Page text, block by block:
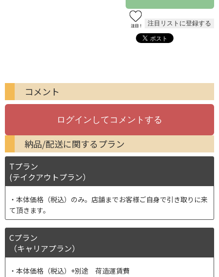
コメント
納品/配送に関するプラン
Tプラン
(テイクアウトプラン）
本体価格（税込）のみ。店舗までお客様ご自身で引き取りに来
て頂きます。
Cプラン
（キャリアプラン）
本体価格（税込）+別途 荷造運賃費